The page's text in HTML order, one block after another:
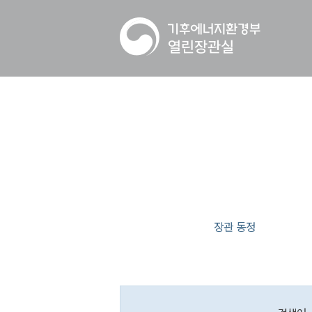
장관 동정